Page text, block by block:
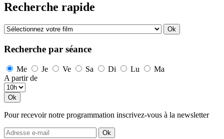
Recherche rapide
Recherche par séance
Me Je Ve Sa Di Lu
Ma
A partir de
Pour recevoir notre programmation inscrivez-vous à la newsletter